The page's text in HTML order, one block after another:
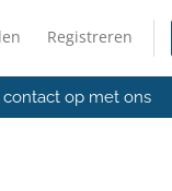
Registreren
op met ons